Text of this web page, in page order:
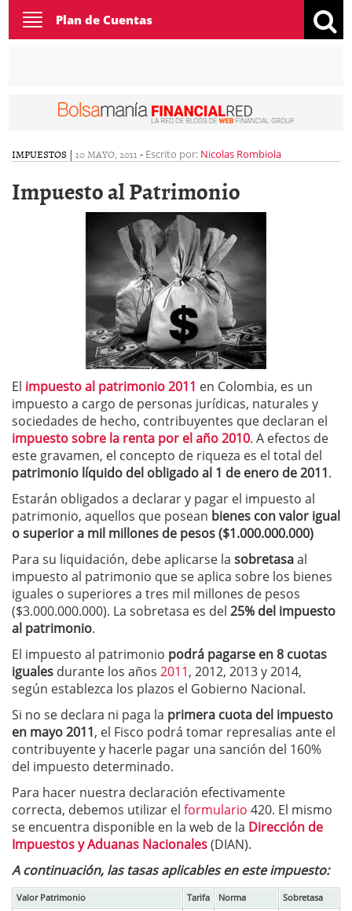
Toggle
navigation
Plan de Cuentas
IMPUESTOS | 10 MAYO, 2011 - Escrito por: Nicolas Rombiola
Impuesto al Patrimonio
El impuesto al patrimonio 2011 en Colombia, es un
impuesto a cargo de personas jurídicas, naturales y
sociedades de hecho, contribuyentes que declaran el
impuesto sobre la renta por el año 2010. A efectos de
este gravamen, el concepto de riqueza es el total del
patrimonio líquido del obligado al 1 de enero de 2011.
Estarán obligados a declarar y pagar el impuesto al
patrimonio, aquellos que posean bienes con valor igual
o superior a mil millones de pesos ($1.000.000.000)
Para su liquidación, debe aplicarse la sobretasaal
impuesto al patrimonio que se aplica sobre los bienes
iguales o superiores a tres mil millones de pesos
($3.000.000.000). La sobretasa es del 25% del impuesto
al patrimonio.
El impuesto al patrimonio podrá pagarse en 8 cuotas
iguales durante los años 2011, 2012, 2013 y 2014,
según establezca los plazos el Gobierno Nacional.
Si no se declara ni paga la primera cuota del impuesto
en mayo 2011, el Fisco podrá tomar represalias ante el
contribuyente y hacerle pagar una sanción del 160%
del impuesto determinado.
Para hacer nuestra declaración efectivamente
correcta, debemos utilizar el formulario 420. El mismo
se encuentra disponible en la web de la Dirección de
Impuestos y Aduanas Nacionales(DIAN).
A continuación, las tasas aplicables en este impuesto:
Valor Patrimonio Tarifa Norma
Sobretasa